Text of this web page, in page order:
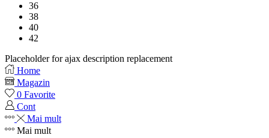
36
38
40
42
Placeholder for ajax description replacement
Home
Magazin
0 Favorite
Cont
Mai mult
Mai mult